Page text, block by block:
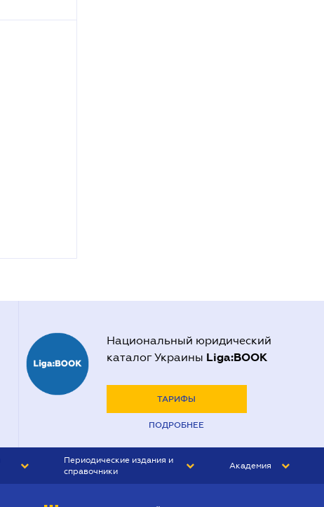
Национальный юридический
каталог Украины Liga:BOOK
ТАРИФЫ
ПОДРОБНЕЕ
Периодические издания и
справочники
Академия